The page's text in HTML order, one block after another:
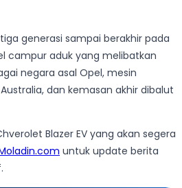
generasi sampai berakhir pada
campur aduk yang melibatkan
negara asal Opel, mesin
dan kemasan akhir dibalut
Blazer EV yang akan segera
untuk update berita